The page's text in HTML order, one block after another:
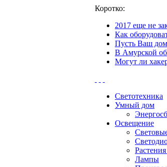
Коротко:
2017 еще не
Как
Пусть Ваш
В Амурской
Могут ли
Светотехника
Умный дом
Освещение
Лампы